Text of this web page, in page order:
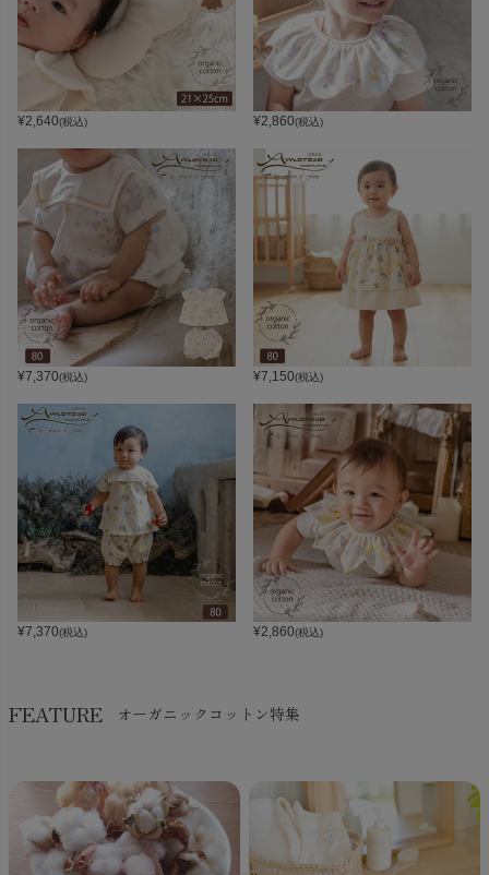
¥2,640(税込) ¥2,860(税込)
¥7,370(税込) ¥7,150(税込)
¥7,370(税込) ¥2,860(税込)
FEATURE オーガニックコットン特集